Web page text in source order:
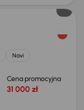
Navi
Cena promocyjna
31 000 zł